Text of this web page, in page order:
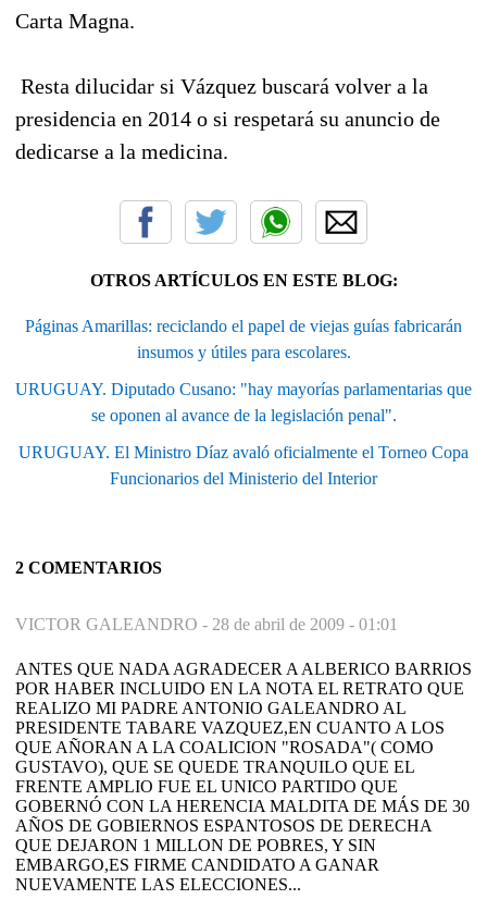
Carta Magna.
Resta dilucidar si Vázquez buscará volver a la
presidencia en 2014 o si respetará su anuncio de
dedicarse a la medicina.
OTROS ARTÍCULOS EN ESTE BLOG:
Páginas Amarillas: reciclando el papel de viejas guías fabricarán
insumos y útiles para escolares.
URUGUAY. Diputado Cusano: "hay mayorías parlamentarias que
se oponen al avance de la legislación penal".
URUGUAY. El Ministro Díaz avaló oficialmente el Torneo Copa
Funcionarios del Ministerio del Interior
2 COMENTARIOS
VICTOR GALEANDRO - 28 de abril de 2009 - 01:01
ANTES QUE NADA AGRADECER A ALBERICO BARRIOS
POR HABER INCLUIDO EN LA NOTA EL RETRATO QUE
REALIZO MI PADRE ANTONIO GALEANDRO AL
PRESIDENTE TABARE VAZQUEZ,EN CUANTO A LOS
QUE AÑORAN A LA COALICION "ROSADA"( COMO
GUSTAVO), QUE SE QUEDE TRANQUILO QUE EL
FRENTE AMPLIO FUE EL UNICO PARTIDO QUE
GOBERNÓ CON LA HERENCIA MALDITA DE MÁS DE 30
AÑOS DE GOBIERNOS ESPANTOSOS DE DERECHA
QUE DEJARON 1 MILLON DE POBRES, Y SIN
EMBARGO,ES FIRME CANDIDATO A GANAR
NUEVAMENTE LAS ELECCIONES...